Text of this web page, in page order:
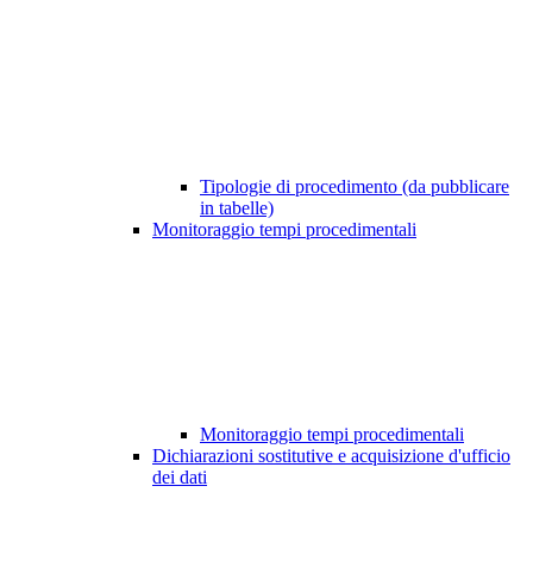
Tipologie di procedimento (da pubblicare
in tabelle)
Monitoraggio tempi procedimentali
Monitoraggio tempi procedimentali
Dichiarazioni sostitutive e acquisizione d'ufficio
dei dati